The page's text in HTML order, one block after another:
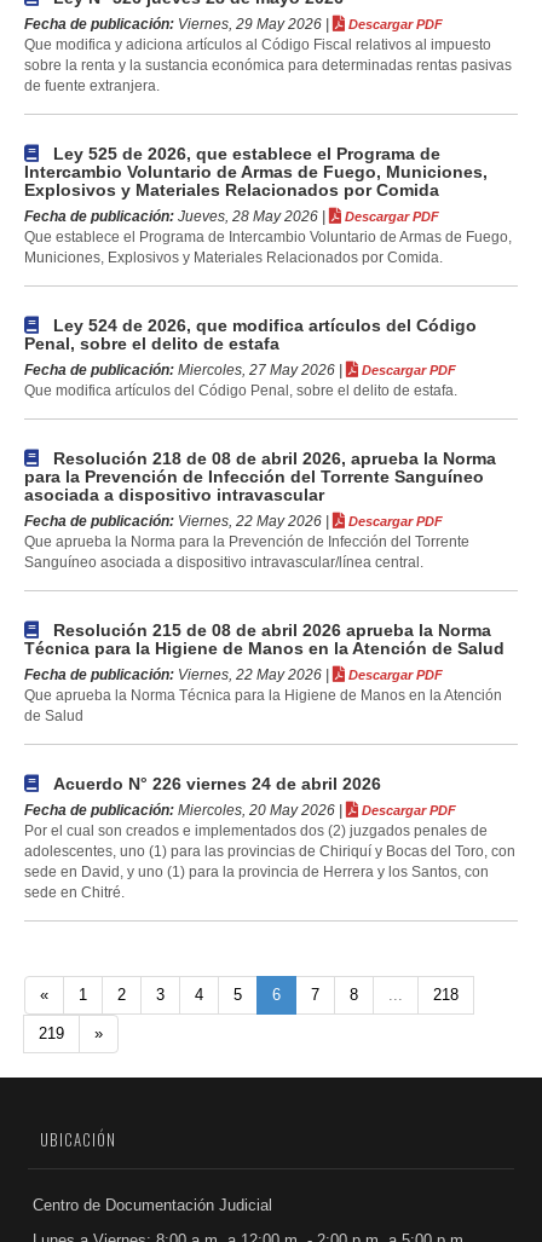
Fecha de publicación: Viernes, 29 May 2026 | Descargar PDF
Que modifica y adiciona artículos al Código Fiscal relativos al impuesto
sobre la renta y la sustancia económica para determinadas rentas pasivas
de fuente extranjera.
Ley 525 de 2026, que establece el Programa de
Intercambio Voluntario de Armas de Fuego, Municiones,
Explosivos y Materiales Relacionados por Comida
Fecha de publicación: Jueves, 28 May 2026 | Descargar PDF
Que establece el Programa de Intercambio Voluntario de Armas de Fuego,
Municiones, Explosivos y Materiales Relacionados por Comida.
Ley 524 de 2026, que modifica artículos del Código
Penal, sobre el delito de estafa
Fecha de publicación: Miercoles, 27 May 2026 | Descargar PDF
Que modifica artículos del Código Penal, sobre el delito de estafa.
Resolución 218 de 08 de abril 2026, aprueba la Norma
para la Prevención de Infección del Torrente Sanguíneo
asociada a dispositivo intravascular
Fecha de publicación: Viernes, 22 May 2026 | Descargar PDF
Que aprueba la Norma para la Prevención de Infección del Torrente
Sanguíneo asociada a dispositivo intravascular/línea central.
Resolución 215 de 08 de abril 2026 aprueba la Norma
Técnica para la Higiene de Manos en la Atención de Salud
Fecha de publicación: Viernes, 22 May 2026 | Descargar PDF
Que aprueba la Norma Técnica para la Higiene de Manos en la Atención
de Salud
Acuerdo N° 226 viernes 24 de abril 2026
Fecha de publicación: Miercoles, 20 May 2026 | Descargar PDF
Por el cual son creados e implementados dos (2) juzgados penales de
adolescentes, uno (1) para las provincias de Chiriquí y Bocas del Toro, con
sede en David, y uno (1) para la provincia de Herrera y los Santos, con
sede en Chitré.
« 1 2 3 4 5 6 7 8 ... 218
219 »
UBICACIÓN
Centro de Documentación Judicial